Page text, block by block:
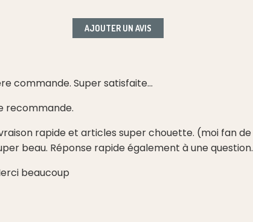
AJOUTER UN AVIS
commande. Super satisfaite...
recommande.
rapide et articles super chouette. (moi fan
beau. Réponse rapide également à une question.
beaucoup